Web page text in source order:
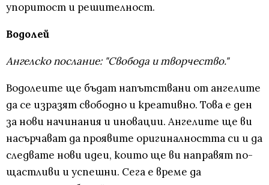
упоритост и решителност.
Водолей
Ангелско послание: "Свобода и творчество."
Водолеите ще бъдат напътствани от ангелите
да се изразят свободно и креативно. Това е ден
за нови начинания и иновации. Ангелите ще ви
насърчават да проявите оригиналността си и да
следвате нови идеи, които ще ви направят по-
щастливи и успешни. Сега е време да